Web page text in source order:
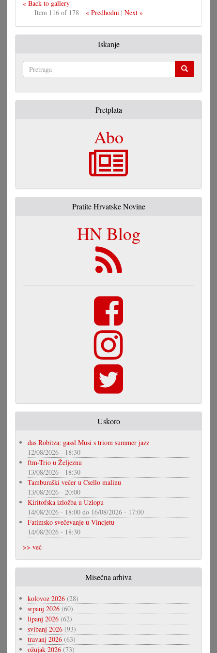
« Back to gallery
Item 116 of 178
« Predhodni| Next »
Iskanje
Pretplata
Abo
Pratite Hrvatske Novine
HN Blog
Uskoro
das Robitza: gassl Musi s triom summer jazz
12/08/2026 - 18:30
ftm-Trio u Željeznu
13/08/2026 - 18:30
Tamburaški večer u Csello malinu
13/08/2026 - 20:00
Kiritofska izložba u Uzlopu
14/08/2026 - 18:00 do 16/08/2026 - 17:00
Fatimsko svečevanje u Vincjetu
14/08/2026 - 18:30
>> već
Misečna arhiva
kolovoz 2026 (28)
srpanj 2026 (60)
lipanj 2026 (62)
svibanj 2026 (93)
travanj 2026 (63)
ožujak 2026 (73)